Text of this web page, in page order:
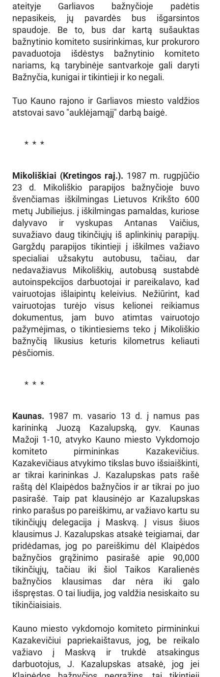
ateityje Garliavos bažnyčioje padėtis
nepasikeis, jų pavardės bus išgarsintos
spaudoje. Be to, bus dar kartą sušauktas
bažnytinio komiteto susirinkimas, kur prokuroro
pavaduotoja išdėstys bažnytinio komiteto
nariams, ką tarybinėje santvarkoje gali daryti
Bažnyčia, kunigai ir tikintieji ir ko negali.
Tuo Kauno rajono ir Garliavos miesto valdžios
atstovai savo "auklėjamąjį" darbą baigė.
* * *
Mikoliškiai (Kretingos raj.). 1987 m. rugpjūčio
23 d. Mikoliškio parapijos bažnyčioje buvo
švenčiamas iškilmingas Lietuvos Krikšto 600
metų Jubiliejus. į iškilmingas pamaldas, kuriose
dalyvavo ir vyskupas Antanas Vaičius,
suvažiavo daug tikinčiųjų iš aplinkinių parapijų.
Gargždų parapijos tikintieji į iškilmes važiavo
specialiai užsakytu autobusu, tačiau, dar
nedavažiavus Mikoliškių, autobusą sustabdė
autoinspekcijos darbuotojai ir pareikalavo, kad
vairuotojas išlaipintų keleivius. Nežiūrint, kad
vairuotojas turėjo visus kelionei reikiamus
dokumentus, jam buvo atimtas vairuotojo
pažymėjimas, o tikintiesiems teko į Mikoliškio
bažnyčią likusius keturis kilometrus keliauti
pėsčiomis.
* * *
Kaunas. 1987 m. vasario 13 d. į namus pas
karininką Juozą Kazalupską, gyv. Kaunas
Mažoji 1-10, atvyko Kauno miesto Vykdomojo
komiteto pirmininkas Kazakevičius.
Kazakevičiaus atvykimo tikslas buvo išsiaiškinti,
ar tikrai karininkas J. Kazalupskas pats rašė
raštą dėl Klaipėdos bažnyčios ir ar tikrai po juo
pasirašė. Taip pat klausinėjo ar Kazalupskas
rinko parašus po pareiškimu, ar važiavo kartu su
tikinčiųjų delegacija į Maskvą. Į visus šiuos
klausimus J. Kazalupskas atsakė teigiamai, dar
pridėdamas, jog po pareiškimu dėl Klaipėdos
bažnyčios grąžinimo pasirašė apie 90,000
tikinčiųjų, tačiau iki šiol Taikos Karalienės
bažnyčios klausimas dar nėra iki galo
išspręstas. O tai liudija, jog valdžia nesiskaito su
tikinčiaisiais.
Kauno miesto vykdomojo komiteto pirmininkui
Kazakevičiui papriekaištavus, jog, be reikalo
važiavo į Maskvą ir trukdė atsakingus
darbuotojus, J. Kazalupskas atsakė, jog jei